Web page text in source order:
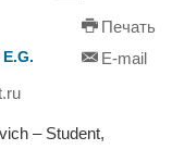
Печать
E-mail
– Student,